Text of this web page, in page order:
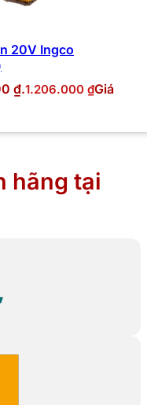
20V Ingco
₫.1.206.000 ₫Giá
hãng tại